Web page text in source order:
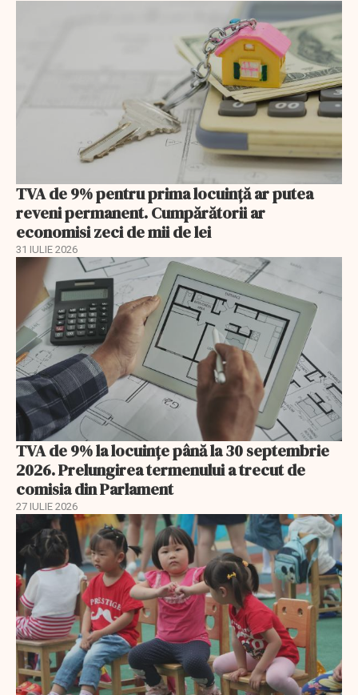
TVA de 9% pentru prima locuință ar putea
reveni permanent. Cumpărătorii ar
economisi zeci de mii de lei
31 IULIE 2026
TVA de 9% la locuințe până la 30 septembrie
2026. Prelungirea termenului a trecut de
comisia din Parlament
27 IULIE 2026